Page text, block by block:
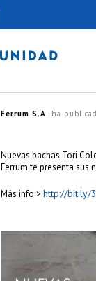
Ferrum S.A. ha
Nuevas bachas Tori
Ferrum te presenta sus
Más info > http://bit.ly/